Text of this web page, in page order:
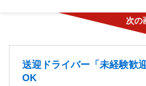
送迎ドライバー「未経験歓
OK